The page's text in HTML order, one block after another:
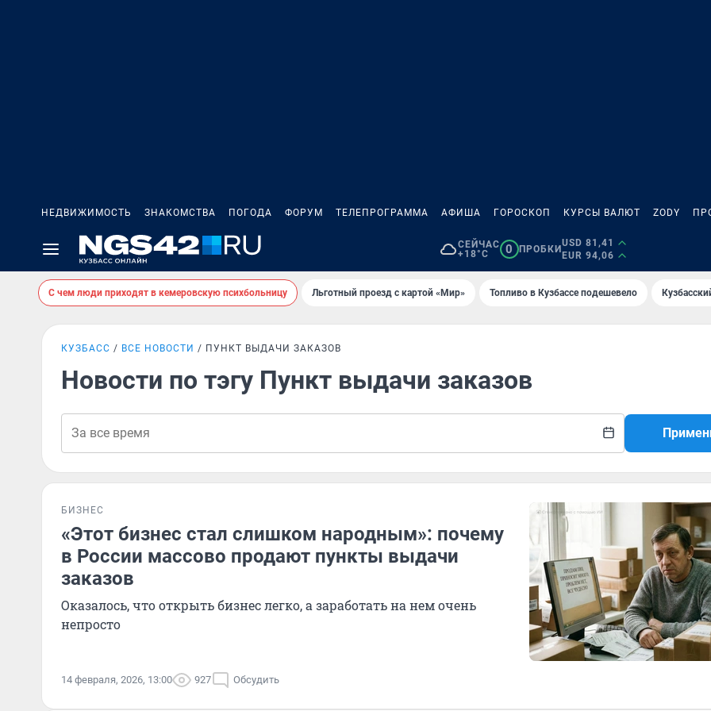
НЕДВИЖИМОСТЬ ЗНАКОМСТВА ПОГОДА ФОРУМ ТЕЛЕПРОГРАММА АФИША ГОРОСКОП КУРСЫ ВАЛЮТ ZODY
СЕЙЧАС
+18°C
0 ПРОБКИ
USD 81,41
EUR 94,06
С чем люди приходят в кемеровскую психбольницу Льготный проезд с картой «Мир» Топливо в Кузбассе подешевело
КУЗБАСС ВСЕ НОВОСТИ ПУНКТ ВЫДАЧИ ЗАКАЗОВ
Новости по тэгу Пункт выдачи заказов
БИЗНЕС
«Этот бизнес стал слишком народным»: почему
в России массово продают пункты выдачи
заказов
Оказалось, что открыть бизнес легко, а заработать на нем очень
непросто
14 февраля, 2026, 13:00 927 Обсудить